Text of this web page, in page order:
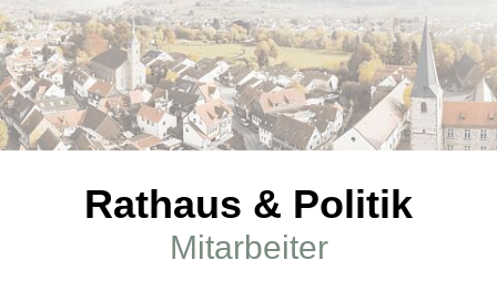
Rathaus & Politik
Mitarbeiter